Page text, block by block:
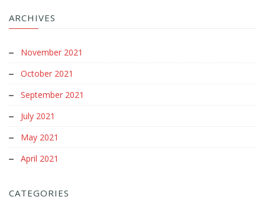
ARCHIVES
November 2021
October 2021
September 2021
July 2021
May 2021
April 2021
CATEGORIES